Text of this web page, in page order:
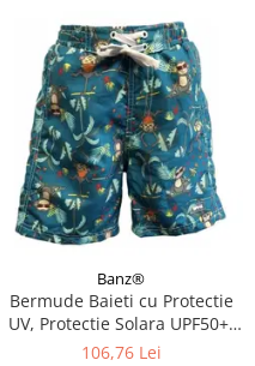
Banz®
Bermude Baieti cu Protectie
UV, Protectie Solara UPF50+,
Petrol Jungle, Diverse marimi
106,76 Lei